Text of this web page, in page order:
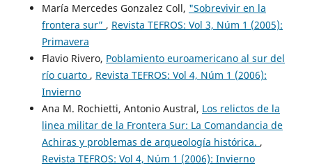
María Mercedes Gonzalez Coll, "Sobrevivir en la
frontera sur” , Revista TEFROS: Vol 3, Núm 1 (2005):
Primavera
Flavio Rivero, Poblamiento euroamericano al sur del
río cuarto , Revista TEFROS: Vol 4, Núm 1 (2006):
Invierno
Ana M. Rochietti, Antonio Austral, Los relictos de la
linea militar de la Frontera Sur: La Comandancia de
Achiras y problemas de arqueología histórica. ,
Revista TEFROS: Vol 4, Núm 1 (2006): Invierno